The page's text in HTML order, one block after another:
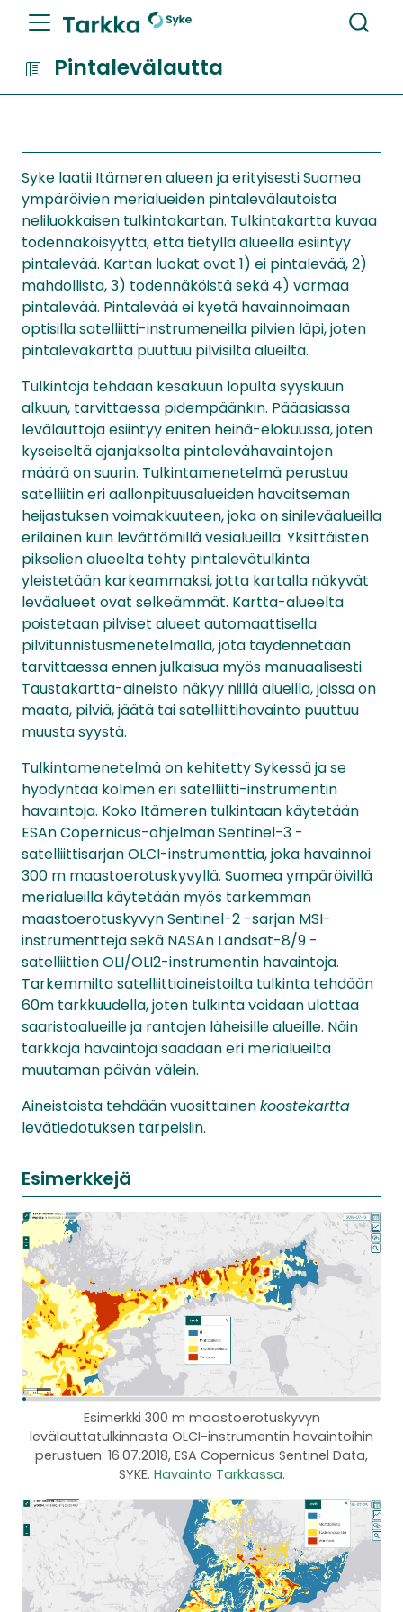
Pintalevälautta
Syke laatii Itämeren alueen ja erityisesti Suomea
ympäröivien merialueiden pintalevälautoista
neliluokkaisen tulkintakartan. Tulkintakartta kuvaa
todennäköisyyttä, että tietyllä alueella esiintyy
pintalevää. Kartan luokat ovat 1) ei pintalevää, 2)
mahdollista, 3) todennäköistä sekä 4) varmaa
pintalevää. Pintalevää ei kyetä havainnoimaan
optisilla satelliitti-instrumeneilla pilvien läpi, joten
pintaleväkartta puuttuu pilvisiltä alueilta.
Tulkintoja tehdään kesäkuun lopulta syyskuun
alkuun, tarvittaessa pidempäänkin. Pääasiassa
levälauttoja esiintyy eniten heinä-elokuussa, joten
kyseiseltä ajanjaksolta pintalevähavaintojen
määrä on suurin. Tulkintamenetelmä perustuu
satelliitin eri aallonpituusalueiden havaitseman
heijastuksen voimakkuuteen, joka on sinileväalueilla
erilainen kuin levättömillä vesialueilla. Yksittäisten
pikselien alueelta tehty pintalevätulkinta
yleistetään karkeammaksi, jotta kartalla näkyvät
leväalueet ovat selkeämmät. Kartta-alueelta
poistetaan pilviset alueet automaattisella
pilvitunnistusmenetelmällä, jota täydennetään
tarvittaessa ennen julkaisua myös manuaalisesti.
Taustakartta-aineisto näkyy niillä alueilla, joissa on
maata, pilviä, jäätä tai satelliittihavainto puuttuu
muusta syystä.
Tulkintamenetelmä on kehitetty Sykessä ja se
hyödyntää kolmen eri satelliitti-instrumentin
havaintoja. Koko Itämeren tulkintaan käytetään
ESAn Copernicus-ohjelman Sentinel-3 -
satelliittisarjan OLCI-instrumenttia, joka havainnoi
300 m maastoerotuskyvyllä. Suomea ympäröivillä
merialueilla käytetään myös tarkemman
maastoerotuskyvyn Sentinel-2 -sarjan MSI-
instrumentteja sekä NASAn Landsat-8/9 -
satelliittien OLI/OLI2-instrumentin havaintoja.
Tarkemmilta satelliittiaineistoilta tulkinta tehdään
60m tarkkuudella, joten tulkinta voidaan ulottaa
saaristoalueille ja rantojen läheisille alueille. Näin
tarkkoja havaintoja saadaan eri merialueilta
muutaman päivän välein.
Aineistoista tehdään vuosittainenkoostekartta
levätiedotuksen tarpeisiin.
Esimerkkejä
Esimerkki 300 m maastoerotuskyvyn
levälauttatulkinnasta OLCI-instrumentin havaintoihin
perustuen. 16.07.2018, ESA Copernicus Sentinel Data,
SYKE. Havainto Tarkkassa.